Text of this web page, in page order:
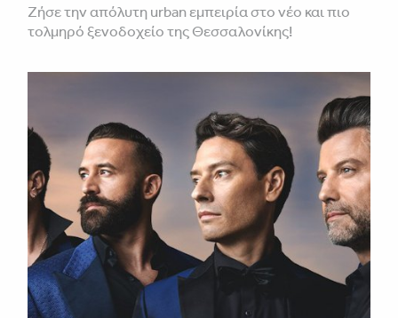
Ζήσε την απόλυτη urban εμπειρία στο νέο και πιο
τολμηρό ξενοδοχείο της Θεσσαλονίκης!